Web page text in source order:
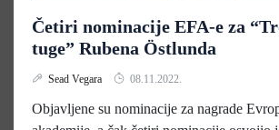
Četiri nominacije EFA-e za
tuge” Rubena Östlunda
Sead Vegara 08.11.2022.
Objavljene su nominacije za nagrade